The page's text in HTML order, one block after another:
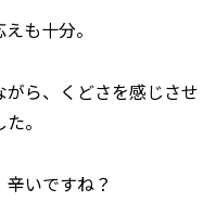
も十分。
ら、くどさを感じさせ
。
いですね？